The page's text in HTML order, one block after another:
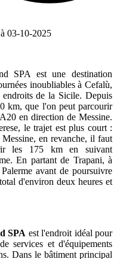
03-10-2025
SPA est une destination
inoubliables à Cefalù,
endroits de la Sicile. Depuis
km, que l'on peut parcourir
en direction de Messine.
le trajet est plus court :
en revanche, il faut
les 175 km en suivant
En partant de Trapani, à
avant de poursuivre
d'environ deux heures et
SPA est l'endroit idéal pour
services et d'équipements
Dans le bâtiment principal